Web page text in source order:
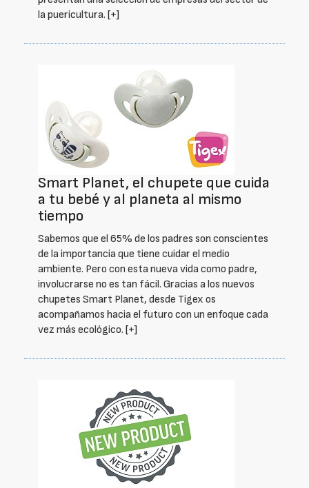
la puericultura. [+]
Smart Planet, el chupete que cuida
a tu bebé y al planeta al mismo
tiempo
Sabemos que el 65% de los padres son conscientes
de la importancia que tiene cuidar el medio
ambiente. Pero con esta nueva vida como padre,
involucrarse no es tan fácil. Gracias a los nuevos
chupetes Smart Planet, desde Tigex os
acompañamos hacia el futuro con un enfoque cada
vez más ecológico. [+]